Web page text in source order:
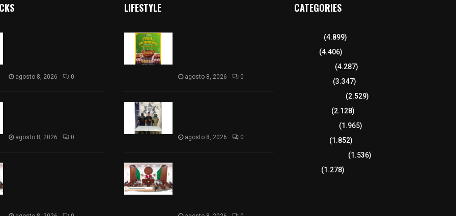
agosto 8, 2026 0
agosto 8, 2026 0
LIFESTYLE
agosto 8, 2026 0
agosto 8, 2026 0
CATEGORIES
(4.899)
(4.406)
(4.287)
(3.347)
(2.529)
(2.128)
(1.965)
(1.852)
(1.536)
(1.278)